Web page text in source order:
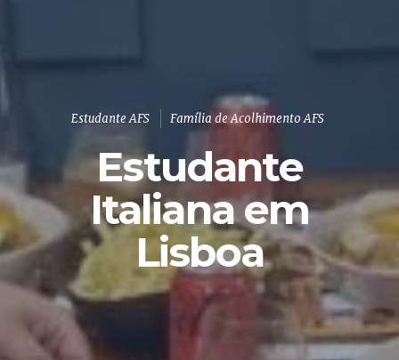
Estudante AFS Família de Acolhimento AFS
Estudante
Italiana em
Lisboa